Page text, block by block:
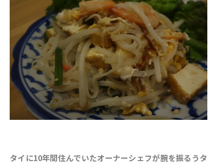
タイに10年間住んでいたオーナーシェフが腕を振るうタ